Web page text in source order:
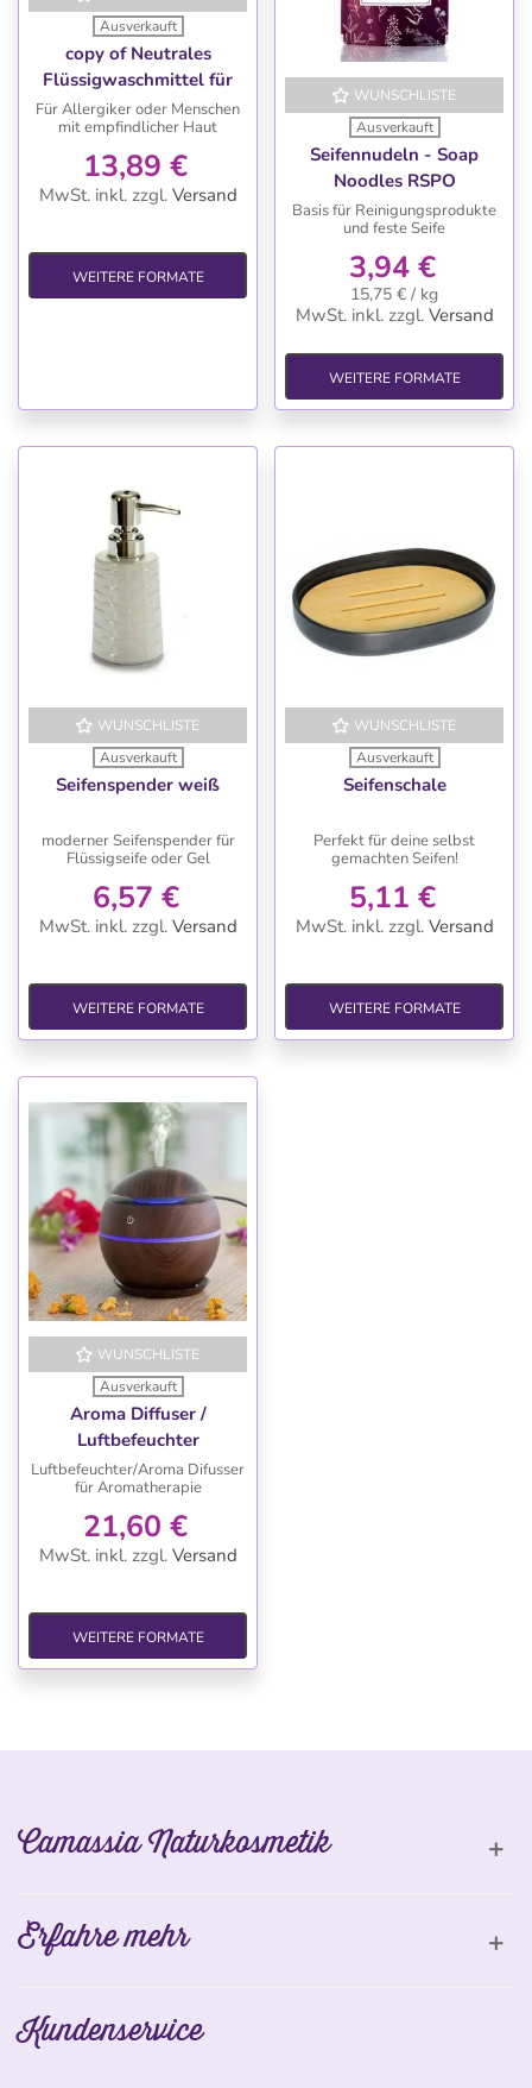
Ausverkauft
copy of Neutrales
Flüssigwaschmittel für
die Waschmaschine, 2 L
für Allergiker
Für Allergiker oder Menschen
mit empfindlicher Haut
13,89 €
MwSt. inkl. zzgl. Versand
WEITERE FORMATE
WUNSCHLISTE
Ausverkauft
Seifennudeln - Soap
Noodles RSPO
Basis für Reinigungsprodukte
und feste Seife
3,94 €
15,75 € / kg
MwSt. inkl. zzgl. Versand
WEITERE FORMATE
WUNSCHLISTE
Ausverkauft
Seifenspender weiß
moderner Seifenspender für
Flüssigseife oder Gel
6,57 €
MwSt. inkl. zzgl. Versand
WEITERE FORMATE
WUNSCHLISTE
Ausverkauft
Seifenschale
Perfekt für deine selbst
gemachten Seifen!
5,11 €
MwSt. inkl. zzgl. Versand
WEITERE FORMATE
WUNSCHLISTE
Ausverkauft
Aroma Diffuser /
Luftbefeuchter
Luftbefeuchter/Aroma Difusser
für Aromatherapie
21,60 €
MwSt. inkl. zzgl. Versand
WEITERE FORMATE
Camassia Naturkosmetik
Erfahre mehr
Kundenservice